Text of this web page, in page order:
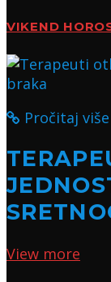
VIKEND
Pročitaj više
View more